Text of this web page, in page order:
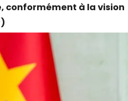
conformément à la vision